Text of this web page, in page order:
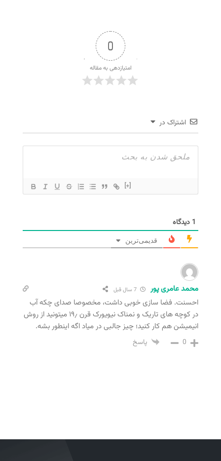
0
امتیازدهی به مقاله
اشتراک در
[+]
1 دیدگاه
قدیمی‌ترین
محمد عامری پور
احسنت. فضا سازی خوبی داشت، مخصوصا صدای چکه آب
در کوچه های تاریک و نمناک نیویورک قرن ۱۹٫ میتونید از روش
انیمیشن هم کار کنید؛ چیز جالبی در میاد اگه اینطور بشه.
0 پاسخ